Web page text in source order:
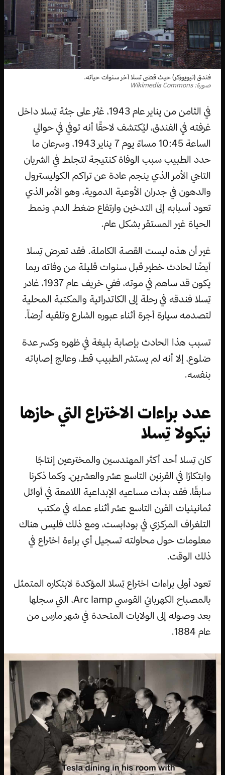
فندق (نيويوركر) حيث قضى تسلا آخر سنوات حياته.
صورة: Wikimedia Commons
في الثامن من يناير عام 1943، عُثر على جثة تِسلا داخل
غرفته في الفندق، ليُكتشف لاحقًا أنه توفي في حوالي
الساعة 10:45 مساءً يوم 7 يناير 1943، وسرعان ما
حدد الطبيب سبب الوفاة كنتيجة لتجلط في الشريان
التاجي الأمر الذي ينجم عادة عن تراكم الكوليسترول
والدهون في جدران الأوعية الدموية، وهو الأمر الذي
تعود أسبابه إلى التدخين وارتفاع ضغط الدم، ونمط
الحياة غير المستقر بشكل عام.
غير أن هذه ليست القصة الكاملة. فقد تعرض تِسلا
أيضًا لحادث خطير قبل سنوات قليلة من وفاته ربما
يكون قد ساهم في موته، ففي خريف عام 1937، غادر
تِسلا فندقه في رحلة إلى الكاتدرائية والمكتبة المحلية
لتصدمه سيارة أجرة أثناء عبوره الشارع وتلقيه أرضاً.
تسبب هذا الحادث بإصابة بليغة في ظهره وكسر عدة
ضلوع، إلا أنه لم يستشر الطبيب قط، وعالج إصاباته
بنفسه.
عدد براءات الاختراع التي حازها
نيكولا تِسلا
كان تِسلا أحد أكثر المهندسين والمخترعين إنتاجًا
وابتكارًا في القرنين التاسع عشر والعشرين، وكما ذكرنا
سابقًا، فقد بدأت مساعيه الإبداعية اللامعة في أوائل
ثمانينيات القرن التاسع عشر أثناء عمله في مكتب
التلغراف المركزي في بودابست، ومع ذلك فليس هناك
معلومات حول محاولته تسجيل أي براءة اختراع في
ذلك الوقت.
تعود أولى براءات اختراع تِسلا المؤكدة لابتكاره المتمثل
بالمصباح الكهربائي القوسي Arc lamp، التي سجلها
بعد وصوله إلى الولايات المتحدة في شهر مارس من
عام 1884.